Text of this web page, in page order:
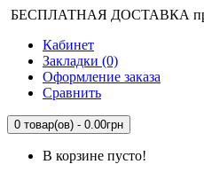
БЕСПЛАТНАЯ ДОСТАВКА при
Кабинет
Закладки (0)
Оформление заказа
Сравнить
0 товар(ов) - 0.00грн
В корзине пусто!